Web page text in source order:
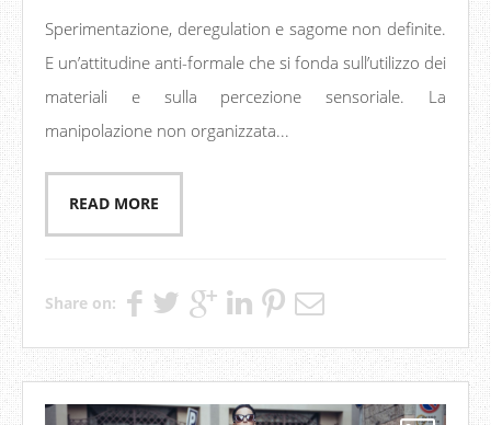
Sperimentazione, deregulation e sagome non definite.
E un’attitudine anti-formale che si fonda sull’utilizzo dei
materiali e sulla percezione sensoriale. La
manipolazione non organizzata...
READ MORE
Share on: